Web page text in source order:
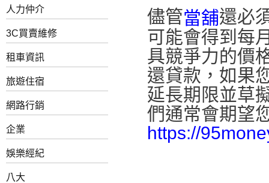
人力仲介
3C買賣維修
租車資訊
旅遊住宿
網路行銷
企業
娛樂經紀
八大
儘管當舖還必
可能會得到每
具競爭力的價
還貸款，如果
延長期限並草
們通常會期望
https://